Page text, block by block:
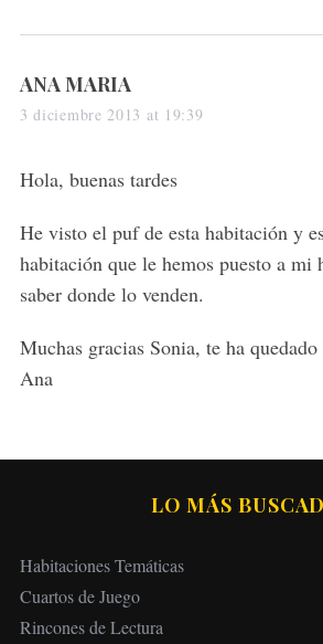
s
a
s
ANA MARIA
3 diciembre 2013 at 19:39
Hola, buenas tardes
He visto el puf de esta habitación y
habitación que le hemos puesto a mi
saber donde lo venden.
Muchas gracias Sonia, te ha
Ana
LO MÁS
Habitaciones Temáticas
Cuartos de Juego
Rincones de Lectura